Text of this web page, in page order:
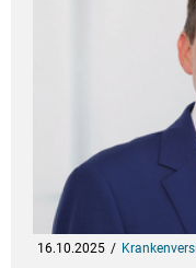
16.10.2025